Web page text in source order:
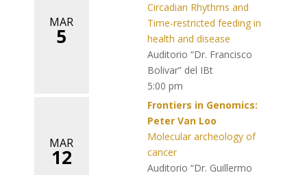
MAR
5
Circadian Rhythms and
Time-restricted feeding in
health and disease
Auditorio “Dr. Francisco
Bolivar” del IBt
5:00 pm
MAR
12
Frontiers in Genomics:
Peter Van Loo
Molecular archeology of
cancer
Auditorio “Dr. Guillermo